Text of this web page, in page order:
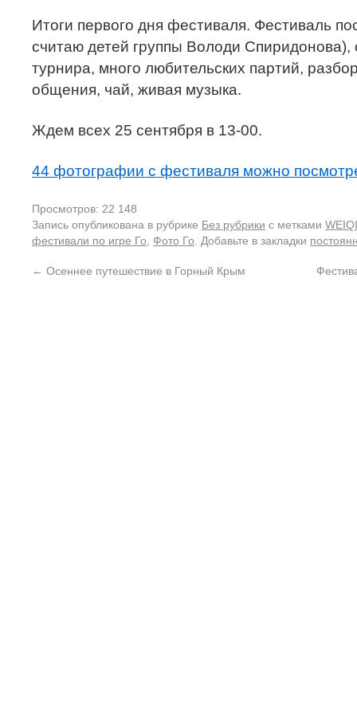
Итоги первого дня фестиваля. Фестиваль
считаю детей группы Володи Спиридонова),
турнира, много любительских партий,
общения, чай, живая музыка.
Ждем всех 25 сентября в 13-00.
44 фотографии с фестиваля можно
Просмотров: 22 148
Запись опубликована в рубрике Без рубрики с метками WEIQI
фестивали по игре Го
Фото Го . Добавьте в закладки
← Осеннее путешествие в Горный Крым